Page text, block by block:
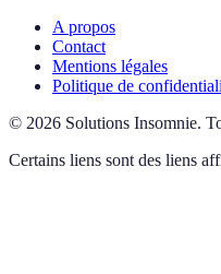
A propos
Contact
Mentions légales
Politique de
© 2026 Solutions Insomnie.
Certains liens sont des liens